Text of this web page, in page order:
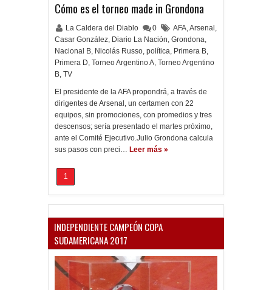
Cómo es el torneo made in Grondona
La Caldera del Diablo 0 AFA,Arsenal ,
Casar González, Diario La Nación, Grondona,
Nacional B, Nicolás Russo, política, Primera B,
Primera D, Torneo Argentino A, Torneo Argentino
B, TV
El presidente de la AFA propondrá, a través de
dirigentes de Arsenal, un certamen con 22
equipos, sin promociones, con promedios y tres
descensos; sería presentado el martes próximo,
ante el Comité Ejecutivo.Julio Grondona calcula
sus pasos con preci… Leer más »
1
INDEPENDIENTE CAMPEÓN COPA
SUDAMERICANA 2017